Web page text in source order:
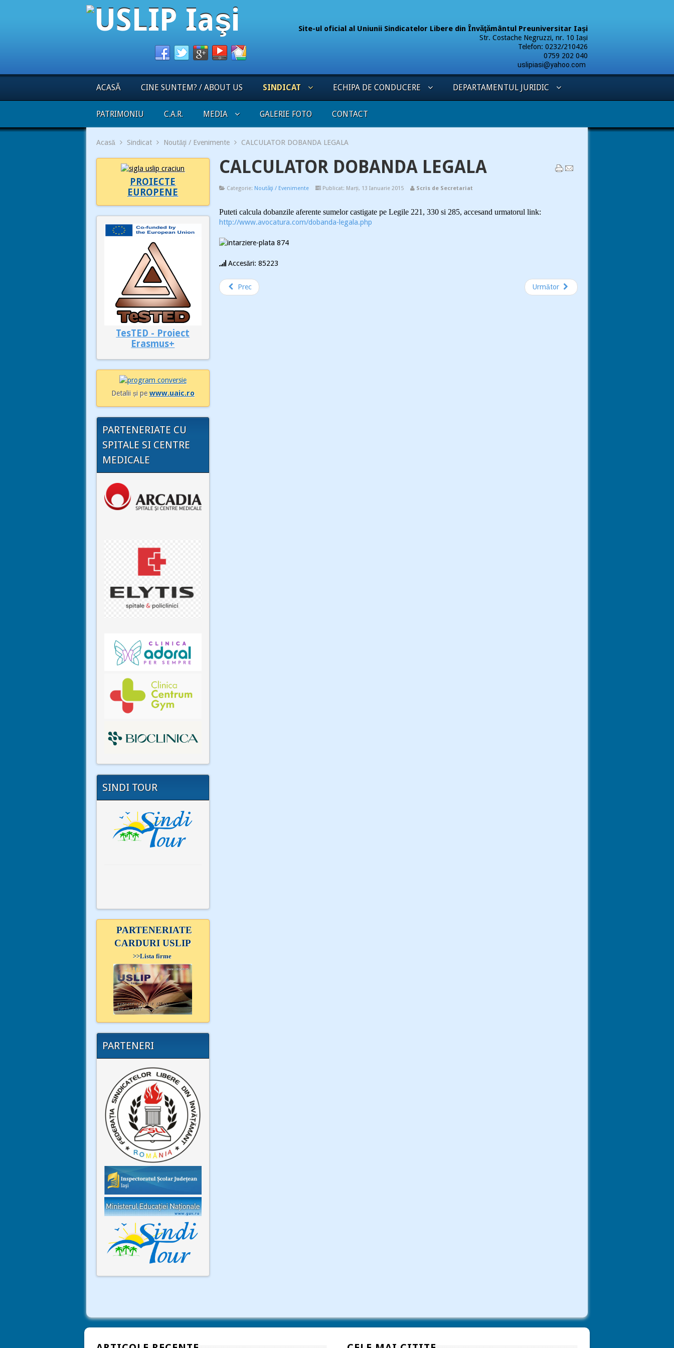
Site-ul oficial al Uniunii Sindicatelor Libere din Învăţământul Preuniversitar Iaşi
Str. Costache Negruzzi, nr. 10 Iași
Telefon: 0232/210426
0759 202 040
uslipiasi@yahoo.com
ACASĂ CINE SUNTEM? / ABOUT US SINDICAT ECHIPA DE CONDUCERE DEPARTAMENTUL JURIDIC
PATRIMONIU C.A.R. MEDIA GALERIE FOTO CONTACT
Acasă Sindicat Noutăţi / Evenimente CALCULATOR DOBANDA LEGALA
PROIECTE
EUROPENE
TesTED - Proiect
Erasmus+
Detalii și pewww.uaic.ro
PARTENERIATE CU
SPITALE SI CENTRE
MEDICALE
SINDI TOUR
PARTENERIATE
CARDURI USLIP
>>Lista firme
PARTENERI
CALCULATOR DOBANDA LEGALA
Categorie: Noutăţi / Evenimente Publicat: Marți, 13 Ianuarie 2015 Scris de Secretariat
Puteti calcula dobanzile aferente sumelor castigate pe Legile 221, 330 si 285, accesand urmatorul link:
http://www.avocatura.com/dobanda-legala.php
Accesări: 85223
Prec Următor